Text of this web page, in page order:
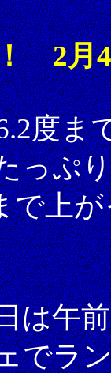
2月
度ま
っぷ
で上
は午
でラ